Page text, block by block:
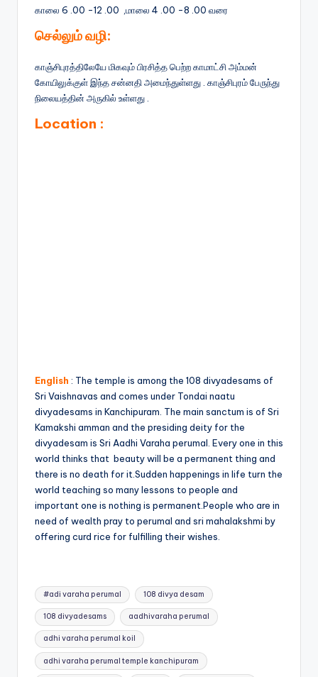
காலை 6 .00 -12 .00 ,மாலை 4 .00 -8 .00 வரை
செல்லும் வழி:
காஞ்சிபுரத்திலேயே மிகவும் பிரசித்த பெற்ற காமாட்சி அம்மன்
கோயிலுக்குள் இந்த சன்னதி அமைந்துள்ளது . காஞ்சிபுரம் பேருந்து
நிலையத்தின் அருகில் உள்ளது .
Location :
English : The temple is among the 108 divyadesams of
Sri Vaishnavas and comes under Tondai naatu
divyadesams in Kanchipuram. The main sanctum is of Sri
Kamakshi amman and the presiding deity for the
divyadesam is Sri Aadhi Varaha perumal. Every one in this
world thinks that beauty will be a permanent thing and
there is no death for it.Sudden happenings in life turn the
world teaching so many lessons to people and
important one is nothing is permanent.People who are in
need of wealth pray to perumal and sri mahalakshmi by
offering curd rice for fulfilling their wishes.
Tags:
#adi varaha perumal 108 divya desam
108 divyadesams aadhivaraha perumal
adhi varaha perumal koil
adhi varaha perumal temple kanchipuram